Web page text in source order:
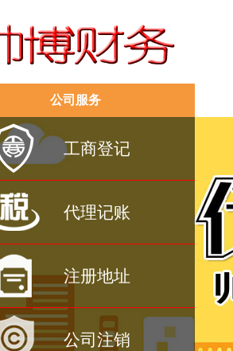
公司服务
工商登记
代理记账
注册地址
公司注销